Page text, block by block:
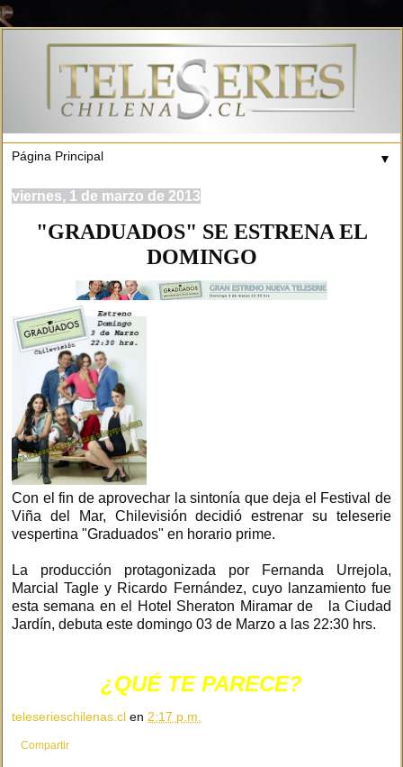
▼
viernes, 1 de marzo de 2013
"GRADUADOS" SE ESTRENA EL
DOMINGO
Con el fin de aprovechar la sintonía que deja el Festival de
Viña del Mar, Chilevisión decidió estrenar su teleserie
vespertina "Graduados" en horario prime.
La producción protagonizada por Fernanda Urrejola,
Marcial Tagle y Ricardo Fernández, cuyo lanzamiento fue
esta semana en el Hotel Sheraton Miramar de la Ciudad
Jardín, debuta este domingo 03 de Marzo a las 22:30 hrs.
¿QUÉ TE PARECE?
teleserieschilenas.cl en 2:17 p.m.
Compartir